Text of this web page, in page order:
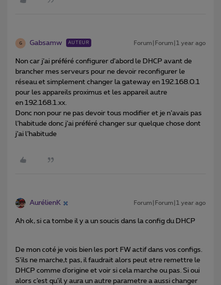
G Gabsamw AUTEUR Forum|Forum|1 year ago
Non car j’ai préféré configurer d’abord le DHCP avant de
brancher mes serveurs pour ne devoir reconfigurer le
réseau et simplement changer la gateway en 192.168.0.1
pour les appareils proximus et les appareil autre
en 192.168.1.xx.
Donc non pour ne pas devoir tous modifier et je n’avais pas
l’habitude donc j’ai préféré changer sur quelque chose dont
j’ai l’habitude
AurélienK Forum|Forum|1 year ago
Ah ok, si ca tombe il y a un soucis dans la config du DHCP
De mon coté je vois bien les port FW actif dans vos configs.
S’ils ne marche,t pas, il faudrait alors peut etre remettre le
DHCP comme d’origine et voir si cela marche ou pas. Si oui
alors c’est qu’il y aura un autre parametre a aussi changer